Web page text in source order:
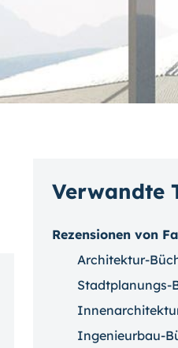
Verwandte
Rezensionen von
Architektur-
Stadtplanungs-
Ingenieurbau-